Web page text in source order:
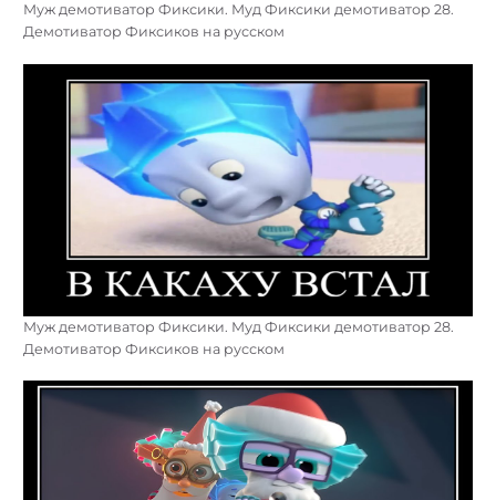
Муж демотиватор Фиксики. Муд Фиксики демотиватор 28.
Демотиватор Фиксиков на русском
Муж демотиватор Фиксики. Муд Фиксики демотиватор 28.
Демотиватор Фиксиков на русском